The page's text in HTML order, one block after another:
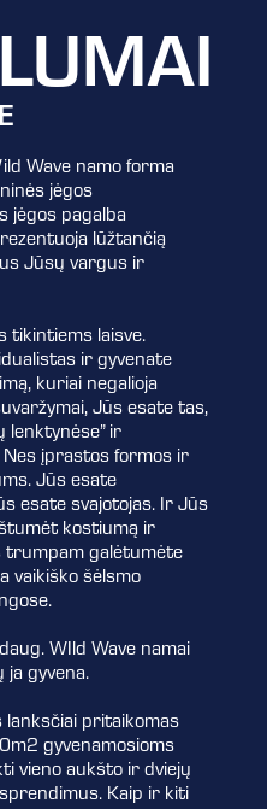
Wave namo forma
jėgos
jėgos pagalba
lūžtančią
Jūsų vargus ir
tikintiems laisve.
ir gyvenate
kuriai negalioja
Jūs esate tas,
lenktynėse” ir
Nes įprastos formos ir
Jūs esate
esate svajotojas. Ir Jūs
kostiumą ir
trumpam galėtumėte
vaikiško šėlsmo
WIld Wave namai
gyvena.
lanksčiai pritaikomas
gyvenamosioms
vieno aukšto ir dviejų
Kaip ir kiti